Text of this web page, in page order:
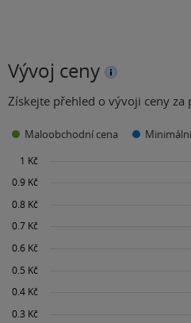
Vývoj ceny
Získejte přehled o vývoji ceny za
Maloobchodní cena